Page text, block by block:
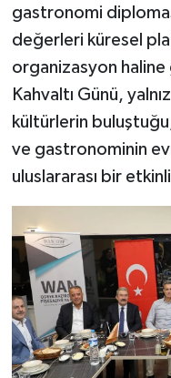
gastronomi
değerleri küresel
organizasyon
Kahvaltı Günü,
kültürlerin
ve gastronominin
uluslararası bir